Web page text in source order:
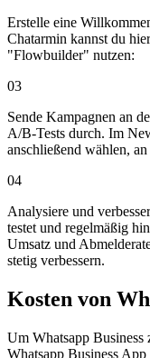
Erstelle eine
Chatarmin kannst du
"Flowbuilder" nutzen:
03
Sende Kampagnen an
A/B-Tests durch. Im
anschließend wählen,
04
Analysiere und
testet und regelmäßig
Umsatz und
stetig verbessern.
Kosten von
Um Whatsapp Business
Whatsapp Business